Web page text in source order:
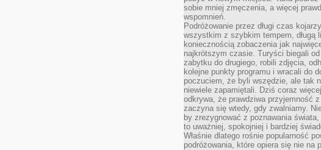
sobie mniej zmęczenia, a więcej
wspomnień.
Podróżowanie przez długi czas
wszystkim z szybkim tempem, długą
koniecznością zobaczenia jak
najkrótszym czasie. Turyści biegali od
zabytku do drugiego, robili zdjęcia,
kolejne punkty programu i wracali do
poczuciem, że byli wszędzie, ale tak
niewiele zapamiętali. Dziś coraz
odkrywa, że prawdziwa przyjemność
zaczyna się wtedy, gdy zwalniamy.
by zrezygnować z poznawania
to uważniej, spokojniej i bardziej
Właśnie dlatego rośnie popularność
podróżowania, które opiera się nie na